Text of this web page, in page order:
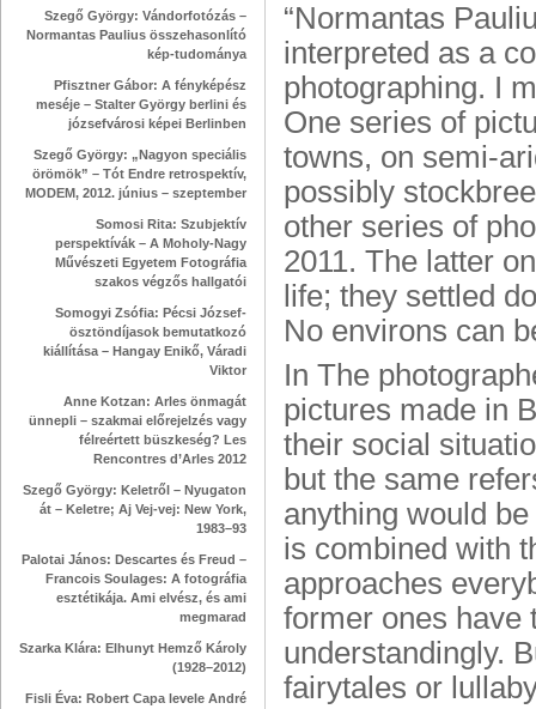
Szegő György: Vándorfotózás –
Normantas Paulius összehasonlító
kép-tudománya
Pfisztner Gábor: A fényképész
meséje – Stalter György berlini és
józsefvárosi képei Berlinben
Szegő György: „Nagyon speciális
örömök” – Tót Endre retrospektív,
MODEM, 2012. június – szeptember
Somosi Rita: Szubjektív
perspektívák – A Moholy-Nagy
Művészeti Egyetem Fotográfia
szakos végzős hallgatói
Somogyi Zsófia: Pécsi József-
ösztöndíjasok bemutatkozó
kiállítása – Hangay Enikő, Váradi
Viktor
Anne Kotzan: Arles önmagát
ünnepli – szakmai előrejelzés vagy
félreértett büszkeség? Les
Rencontres d’Arles 2012
Szegő György: Keletről – Nyugaton
át – Keletre; Aj Vej-vej: New York,
1983–93
Palotai János: Descartes és Freud –
Francois Soulages: A fotográfia
esztétikája. Ami elvész, és ami
megmarad
Szarka Klára: Elhunyt Hemző Károly
(1928–2012)
Fisli Éva: Robert Capa levele André
“Normantas
interpreted as a
photographing. I
One series of
towns, on semi-
possibly
other series of
2011. The latter
life; they settled
No environs can
In The
pictures made in
their social
but the same
anything would
is combined with
approaches
former ones have
understandingly.
fairytales or